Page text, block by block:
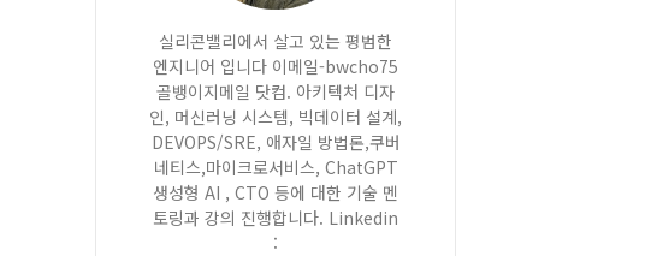
실리콘밸리에서 살고 있는 평범한
엔지니어 입니다 이메일-bwcho75
골뱅이지메일 닷컴. 아키텍처 디자
인, 머신러닝 시스템, 빅데이터 설계,
DEVOPS/SRE, 애자일 방법론,쿠버
네티스,마이크로서비스, ChatGPT
생성형 AI , CTO 등에 대한 기술 멘
토링과 강의 진행합니다. Linkedin
: